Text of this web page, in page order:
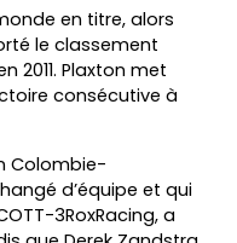
en titre, alors
le classement
2011. Plaxton met
consécutive à
Colombie-
d’équipe et qui
3RoxRacing, a